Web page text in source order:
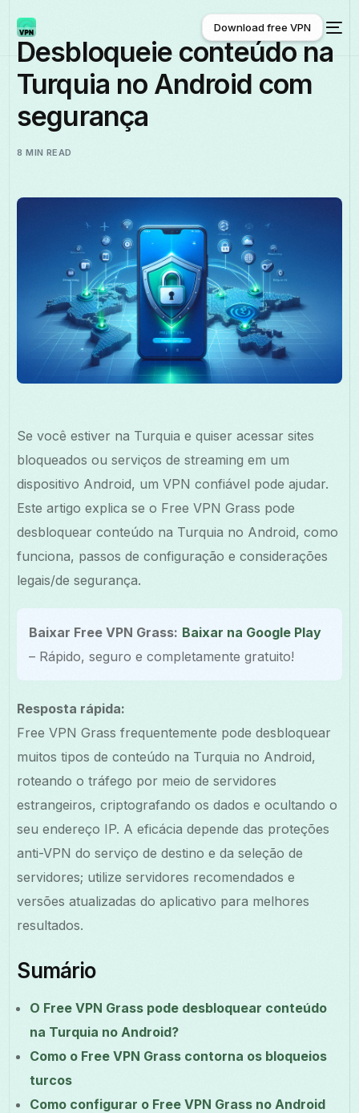
Português
Download free VPN
Download free VPN
Desbloqueie conteúdo na
Turquia no Android com
segurança
8 MIN READ
Se você estiver na Turquia e quiser acessar sites
bloqueados ou serviços de streaming em um
dispositivo Android, um VPN confiável pode ajudar.
Este artigo explica se o Free VPN Grass pode
desbloquear conteúdo na Turquia no Android, como
funciona, passos de configuração e considerações
legais/de segurança.
Baixar Free VPN Grass: Baixar na Google Play
– Rápido, seguro e completamente gratuito!
Resposta rápida:
Free VPN Grass frequentemente pode desbloquear
muitos tipos de conteúdo na Turquia no Android,
roteando o tráfego por meio de servidores
estrangeiros, criptografando os dados e ocultando o
seu endereço IP. A eficácia depende das proteções
anti-VPN do serviço de destino e da seleção de
servidores; utilize servidores recomendados e
versões atualizadas do aplicativo para melhores
resultados.
Sumário
O Free VPN Grass pode desbloquear conteúdo
na Turquia no Android?
Como o Free VPN Grass contorna os bloqueios
turcos
Como configurar o Free VPN Grass no Android